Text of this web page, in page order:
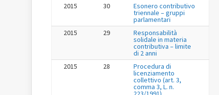
2015
30 Esonero contributivo
triennale – gruppi
parlamentari
2015
29 Responsabilità
solidale in materia
contributiva – limite
di 2 anni
2015
28 Procedura di
licenziamento
collettivo (art. 3,
comma 3, L. n.